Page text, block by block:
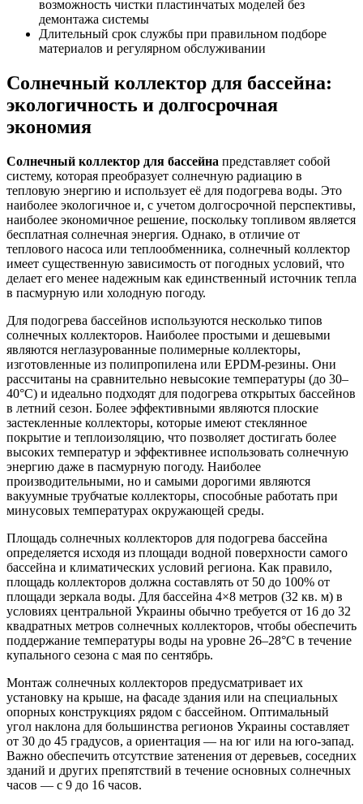
возможность чистки пластинчатых моделей без
демонтажа системы
Длительный срок службы при правильном подборе
материалов и регулярном обслуживании
Солнечный коллектор для бассейна:
экологичность и долгосрочная
экономия
Солнечный коллектор для бассейна представляет собой
систему, которая преобразует солнечную радиацию в
тепловую энергию и использует её для подогрева воды. Это
наиболее экологичное и, с учетом долгосрочной перспективы,
наиболее экономичное решение, поскольку топливом является
бесплатная солнечная энергия. Однако, в отличие от
теплового насоса или теплообменника, солнечный коллектор
имеет существенную зависимость от погодных условий, что
делает его менее надежным как единственный источник тепла
в пасмурную или холодную погоду.
Для подогрева бассейнов используются несколько типов
солнечных коллекторов. Наиболее простыми и дешевыми
являются неглазурованные полимерные коллекторы,
изготовленные из полипропилена или EPDM-резины. Они
рассчитаны на сравнительно невысокие температуры (до 30–
40°C) и идеально подходят для подогрева открытых бассейнов
в летний сезон. Более эффективными являются плоские
застекленные коллекторы, которые имеют стеклянное
покрытие и теплоизоляцию, что позволяет достигать более
высоких температур и эффективнее использовать солнечную
энергию даже в пасмурную погоду. Наиболее
производительными, но и самыми дорогими являются
вакуумные трубчатые коллекторы, способные работать при
минусовых температурах окружающей среды.
Площадь солнечных коллекторов для подогрева бассейна
определяется исходя из площади водной поверхности самого
бассейна и климатических условий региона. Как правило,
площадь коллекторов должна составлять от 50 до 100% от
площади зеркала воды. Для бассейна 4×8 метров (32 кв. м) в
условиях центральной Украины обычно требуется от 16 до 32
квадратных метров солнечных коллекторов, чтобы обеспечить
поддержание температуры воды на уровне 26–28°C в течение
купального сезона с мая по сентябрь.
Монтаж солнечных коллекторов предусматривает их
установку на крыше, на фасаде здания или на специальных
опорных конструкциях рядом с бассейном. Оптимальный
угол наклона для большинства регионов Украины составляет
от 30 до 45 градусов, а ориентация — на юг или на юго-запад.
Важно обеспечить отсутствие затенения от деревьев, соседних
зданий и других препятствий в течение основных солнечных
часов — с 9 до 16 часов.